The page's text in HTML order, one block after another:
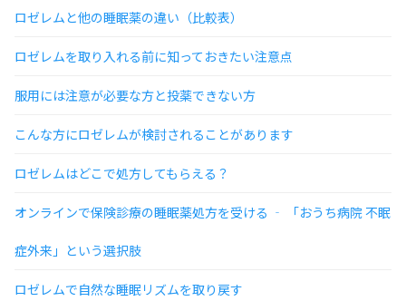
ロゼレムと他の睡眠薬の違い（比較表）
ロゼレムを取り入れる前に知っておきたい注意点
服用には注意が必要な方と投薬できない方
こんな方にロゼレムが検討されることがあります
ロゼレムはどこで処方してもらえる？
オンラインで保険診療の睡眠薬処方を受ける ‐ 「おうち病院 不眠
症外来」という選択肢
ロゼレムで自然な睡眠リズムを取り戻す